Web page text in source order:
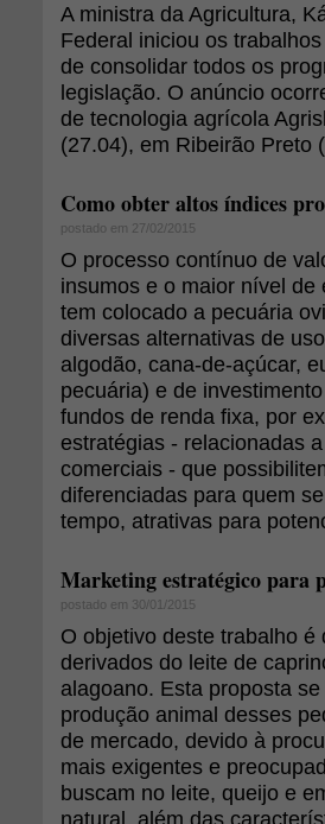
A ministra da Agricultura,
Federal iniciou os
de consolidar todos os
legislação. O anúncio
de tecnologia agrícola
(27.04), em Ribeirão Preto
Como obter altos índices
postado em 27/02/2015
O processo contínuo de
insumos e o maior nível
tem colocado a pecuária
diversas alternativas de
algodão, cana-de-açúcar,
pecuária) e de
fundos de renda fixa, por
estratégias - relacionadas
comerciais - que
diferenciadas para quem
tempo, atrativas para
Marketing estratégico para
postado em 30/01/2015
O objetivo deste trabalho
derivados do leite de
alagoano. Esta proposta
produção animal desses
de mercado, devido à
mais exigentes e
buscam no leite, queijo e
natural, além das